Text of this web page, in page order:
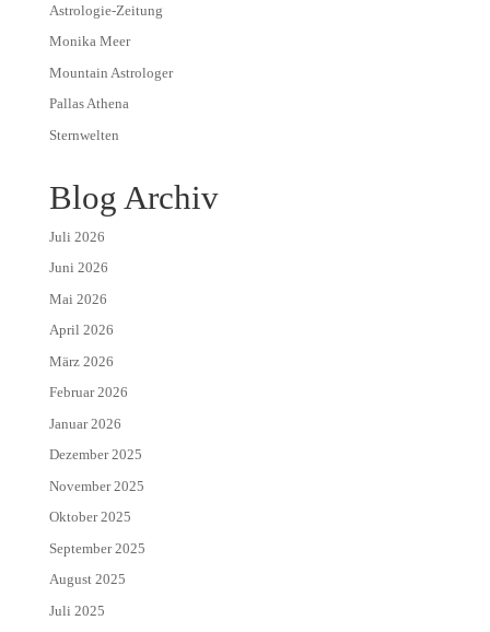
Astrologie-Zeitung
Monika Meer
Mountain Astrologer
Pallas Athena
Sternwelten
Blog Archiv
Juli 2026
Juni 2026
Mai 2026
April 2026
März 2026
Februar 2026
Januar 2026
Dezember 2025
November 2025
Oktober 2025
September 2025
August 2025
Juli 2025